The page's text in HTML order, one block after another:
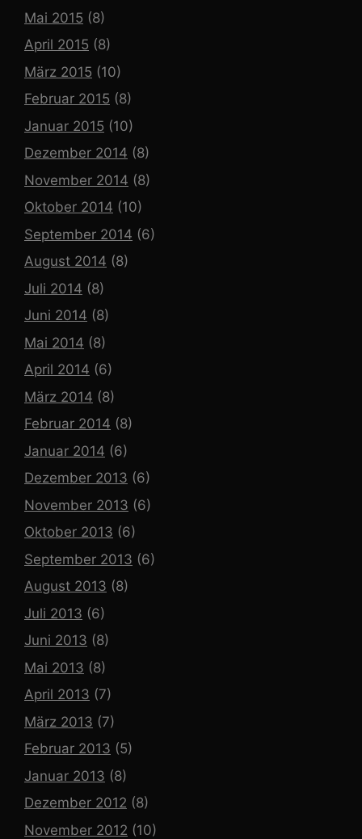
Mai 2015 (8)
April 2015 (8)
März 2015 (10)
Februar 2015 (8)
Januar 2015 (10)
Dezember 2014 (8)
November 2014 (8)
Oktober 2014 (10)
September 2014 (6)
August 2014 (8)
Juli 2014 (8)
Juni 2014 (8)
Mai 2014 (8)
April 2014 (6)
März 2014 (8)
Februar 2014 (8)
Januar 2014 (6)
Dezember 2013 (6)
November 2013 (6)
Oktober 2013 (6)
September 2013 (6)
August 2013 (8)
Juli 2013 (6)
Juni 2013 (8)
Mai 2013 (8)
April 2013 (7)
März 2013 (7)
Februar 2013 (5)
Januar 2013 (8)
Dezember 2012 (8)
November 2012 (10)